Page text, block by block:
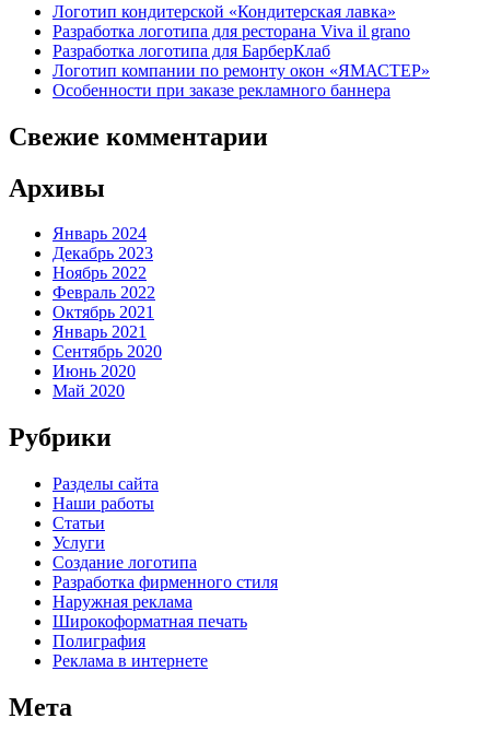
Логотип кондитерской «Кондитерская лавка»
Разработка логотипа для ресторана Viva il grano
Разработка логотипа для БарберКлаб
Логотип компании по ремонту окон «ЯМАСТЕР»
Особенности при заказе рекламного баннера
Свежие комментарии
Архивы
Январь 2024
Декабрь 2023
Ноябрь 2022
Февраль 2022
Октябрь 2021
Январь 2021
Сентябрь 2020
Июнь 2020
Май 2020
Рубрики
Разделы сайта
Наши работы
Статьи
Услуги
Создание логотипа
Разработка фирменного стиля
Наружная реклама
Широкоформатная печать
Полиграфия
Реклама в интернете
Мета